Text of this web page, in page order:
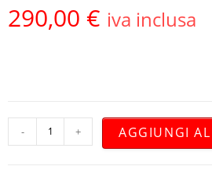
290,00 € iva inclusa
- + AGGIUNGI AL